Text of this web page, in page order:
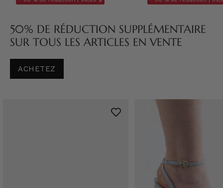
50% DE RÉDUCTION SUPPLÉMENTAIRE
SUR TOUS LES ARTICLES EN VENTE
ACHETEZ